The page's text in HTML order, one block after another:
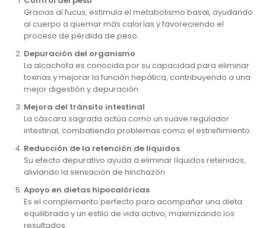
Gracias al fucus, estimula el metabolismo basal, ayudando
al cuerpo a quemar más calorías y favoreciendo el
proceso de pérdida de peso.
Depuración del organismo
La alcachofa es conocida por su capacidad para eliminar
toxinas y mejorar la función hepática, contribuyendo a una
mejor digestión y depuración.
Mejora del tránsito intestinal
La cáscara sagrada actúa como un suave regulador
intestinal, combatiendo problemas como el estreñimiento.
Reducción de la retención de líquidos
Su efecto depurativo ayuda a eliminar líquidos retenidos,
aliviando la sensación de hinchazón.
Apoyo en dietas hipocalóricas
Es el complemento perfecto para acompañar una dieta
equilibrada y un estilo de vida activo, maximizando los
resultados.